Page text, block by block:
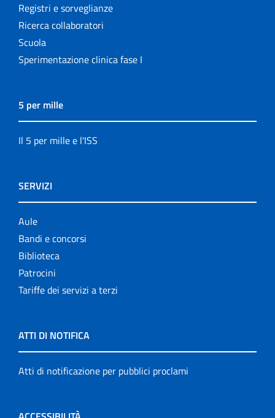
Registri e sorveglianze
Ricerca collaboratori
Scuola
Sperimentazione clinica fase I
5 per mille
Il 5 per mille e l'ISS
SERVIZI
Aule
Bandi e concorsi
Biblioteca
Patrocini
Tariffe dei servizi a terzi
ATTI DI NOTIFICA
Atti di notificazione per pubblici proclami